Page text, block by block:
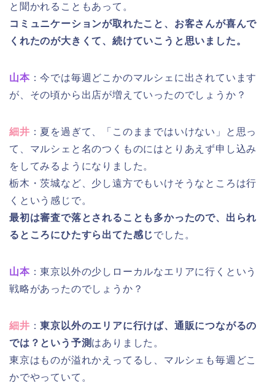
と聞かれることもあって。
コミュニケーションが取れたこと、お客さんが喜んで
くれたのが大きくて、続けていこうと思いました。
山本：今では毎週どこかのマルシェに出されています
が、その頃から出店が増えていったのでしょうか？
細井 ：夏を過ぎて、「このままではいけない」と思っ
て、マルシェと名のつくものにはとりあえず申し込み
をしてみるようになりました。
栃木・茨城など、少し遠方でもいけそうなところは行
くという感じで。
最初は審査で落とされることも多かったので、出られ
るところにひたすら出てた感じでした。
山本：東京以外の少しローカルなエリアに行くという
戦略があったのでしょうか？
細井 ：東京以外のエリアに行けば、通販につながるの
では？という予測 はありました。
東京はものが溢れかえってるし、マルシェも毎週どこ
かでやっていて。